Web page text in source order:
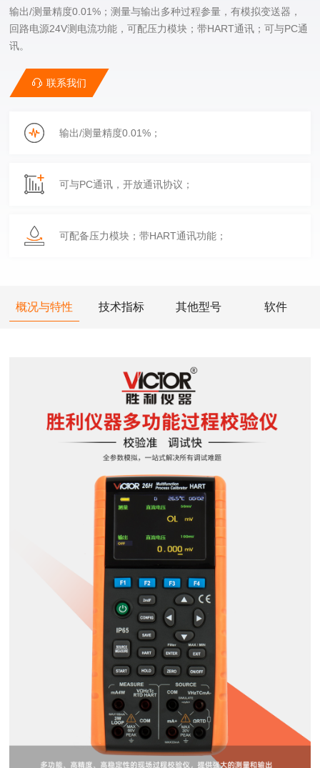
输出/测量精度0.01%；测量与输出多种过程参量，有模拟变送器，
回路电源24V测电流功能，可配压力模块；带HART通讯；可与PC通
讯。
联系我们
输出/测量精度0.01%；
可与PC通讯，开放通讯协议；
可配备压力模块；带HART通讯功能；
概况与特性 技术指标 其他型号 软件